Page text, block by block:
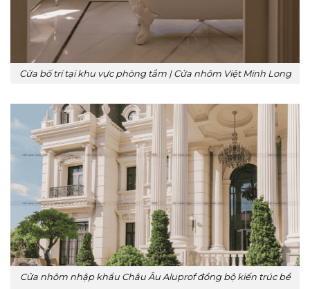
Cửa bố trí tại khu vực phòng tắm | Cửa nhôm Việt Minh Long
Cửa nhôm nhập khẩu Châu Âu Aluprof đồng bộ kiến trúc bề